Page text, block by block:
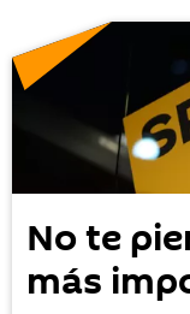
No te
más